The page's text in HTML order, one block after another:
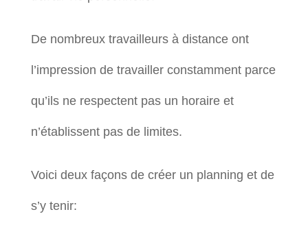
De nombreux travailleurs à distance ont
l’impression de travailler constamment parce
qu’ils ne respectent pas un horaire et
n’établissent pas de limites.
Voici deux façons de créer un planning et de
s’y tenir: